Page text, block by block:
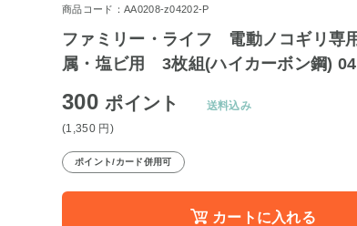
商品コード：AA0208-z04202-P
ファミリー・ライフ 電動ノコギリ専
属・塩ビ用 3枚組(ハイカーボン鋼)
300ポイント
(1,350 円 )
送料込み
ポイント/カード併用可
カートに入れる